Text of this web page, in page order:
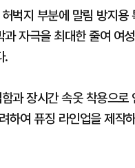
벅지 부분에 말림 방지
자극을 최대한 줄여 여
.
과 장시간 속옷 착용으
하여 퓨징 라인업을 제작